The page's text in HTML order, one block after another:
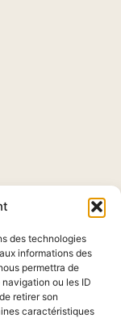
des technologies
informations des
permettra de
ou les ID
retirer son
caractéristiques